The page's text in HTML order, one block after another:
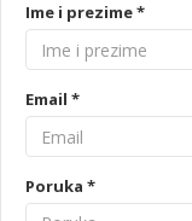
Ime i prezime *
Email *
Poruka *